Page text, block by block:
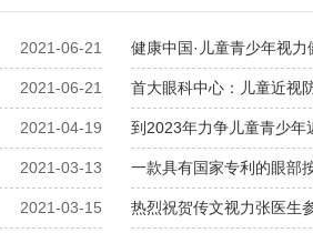
2021-06-21 健康中国·儿童青少年视
2021-06-21 首大眼科中心：儿童近视
2021-04-19 到2023年力争儿童青少年
2021-03-13 一款具有国家专利的眼部
2021-03-15 热烈祝贺传文视力张医生